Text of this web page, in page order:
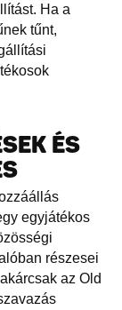
Ha a
tűnt,
ÉS
egyjátékos
részesei
az Old